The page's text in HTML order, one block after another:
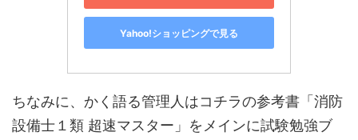
Yahoo!ショッピングで見る
ちなみに、かく語る管理人はコチラの参考書「消防
設備士１類 超速マスター」をメインに試験勉強ブ